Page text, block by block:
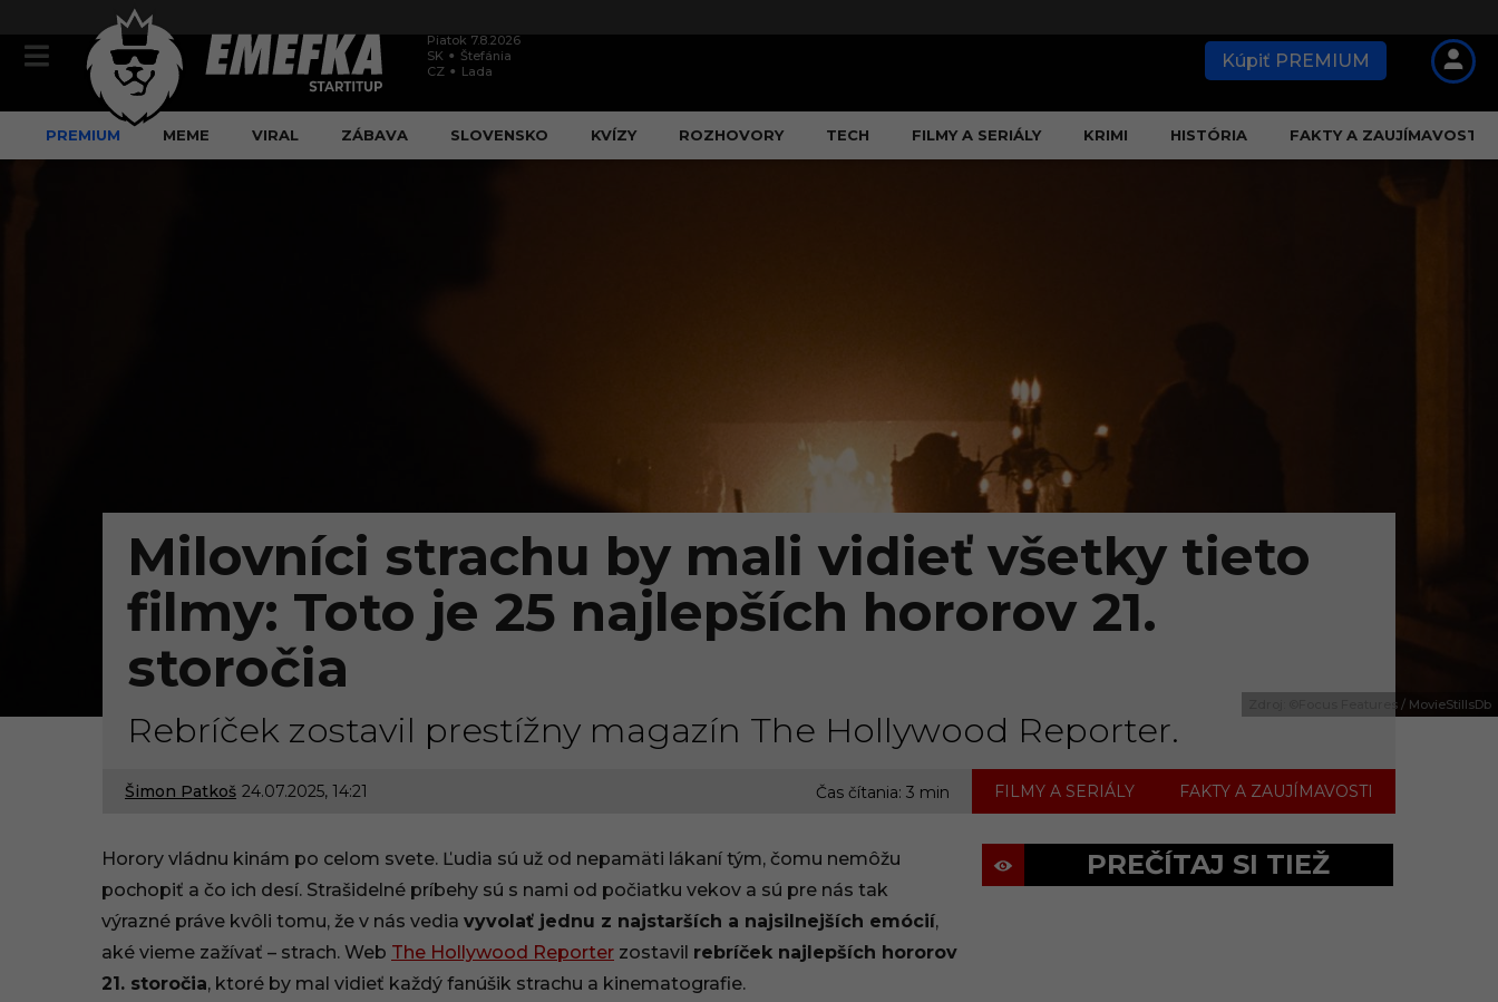
Piatok 7.8.2026
SK
Štefánia
CZ
Lada Kúpiť PREMIUM
PREMIUM MEME VIRAL ZÁBAVA SLOVENSKO KVÍZY ROZHOVORY TECH FILMY A SERIÁLY KRIMI HISTÓRIA FAKTY A ZAUJÍMAVOSTI
Zdroj: ©Focus Features / MovieStillsDb
Milovníci strachu by mali vidieť všetky tieto
filmy: Toto je 25 najlepších hororov 21.
storočia
Rebríček zostavil prestížny magazín The Hollywood Reporter.
Šimon Patkoš 24.07.2025, 14:21
2
0
Čas čítania: 3 min FILMY A SERIÁLY FAKTY A ZAUJÍMAVOSTI
Horory vládnu kinám po celom svete. Ľudia sú už od nepamäti lákaní tým, čomu nemôžu
pochopiť a čo ich desí. Strašidelné príbehy sú s nami od počiatku vekov a sú pre nás tak
výrazné práve kvôli tomu, že v nás vedia vyvolať jednu z najstarších a najsilnejších emócií,
aké vieme zažívať – strach. Web The Hollywood Reporter zostavil rebríček najlepších hororov
21. storočia, ktoré by mal vidieť každý fanúšik strachu a kinematografie.
PREČÍTAJ SI TIEŽ